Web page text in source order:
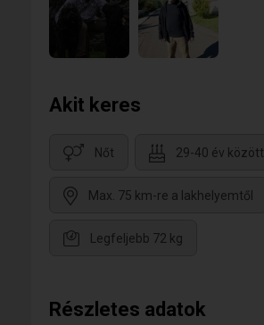
Akit keres
Nőt 29-40 év között
Max. 75 km-re a lakhelyemtől
Legfeljebb 72 kg
Részletes adatok